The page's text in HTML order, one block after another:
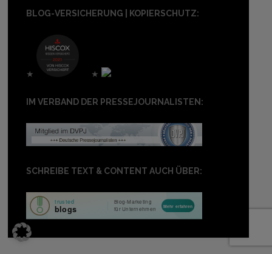
BLOG-VERSICHERUNG | KOPIERSCHUTZ:
★ ★
IM VERBAND DER PRESSEJOURNALISTEN:
SCHREIBE TEXT & CONTENT AUCH ÜBER: